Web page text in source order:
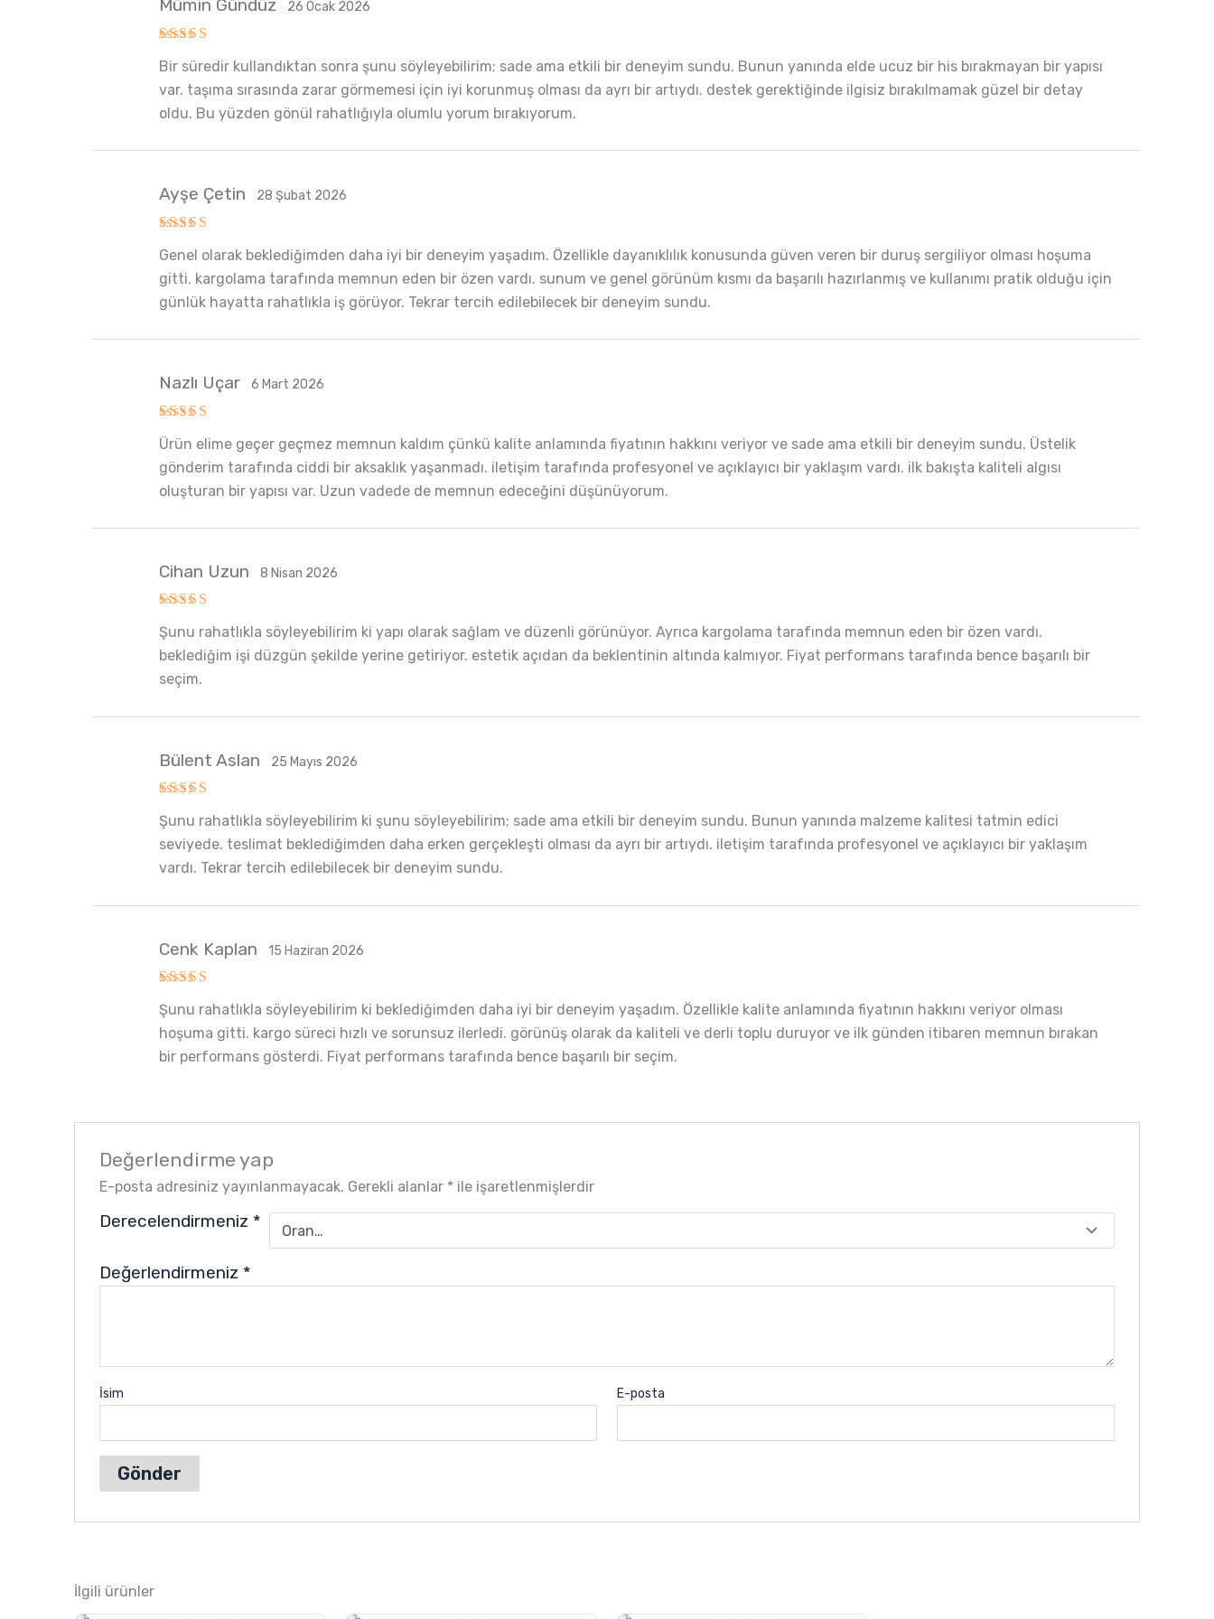
5oy aldı
Mümin Gündüz 26 Ocak 2026
Bir süredir kullandıktan sonra şunu söyleyebilirim; sade ama etkili bir deneyim sundu. Bunun yanında elde ucuz bir his bırakmayan bir yapısı
var. taşıma sırasında zarar görmemesi için iyi korunmuş olması da ayrı bir artıydı. destek gerektiğinde ilgisiz bırakılmamak güzel bir detay
oldu. Bu yüzden gönül rahatlığıyla olumlu yorum bırakıyorum.
5oy aldı
Ayşe Çetin 28 Şubat 2026
Genel olarak beklediğimden daha iyi bir deneyim yaşadım. Özellikle dayanıklılık konusunda güven veren bir duruş sergiliyor olması hoşuma
gitti. kargolama tarafında memnun eden bir özen vardı. sunum ve genel görünüm kısmı da başarılı hazırlanmış ve kullanımı pratik olduğu için
günlük hayatta rahatlıkla iş görüyor. Tekrar tercih edilebilecek bir deneyim sundu.
5oy aldı
Nazlı Uçar 6 Mart 2026
Ürün elime geçer geçmez memnun kaldım çünkü kalite anlamında fiyatının hakkını veriyor ve sade ama etkili bir deneyim sundu. Üstelik
gönderim tarafında ciddi bir aksaklık yaşanmadı. iletişim tarafında profesyonel ve açıklayıcı bir yaklaşım vardı. ilk bakışta kaliteli algısı
oluşturan bir yapısı var. Uzun vadede de memnun edeceğini düşünüyorum.
5oy aldı
Cihan Uzun 8 Nisan 2026
Şunu rahatlıkla söyleyebilirim ki yapı olarak sağlam ve düzenli görünüyor. Ayrıca kargolama tarafında memnun eden bir özen vardı.
beklediğim işi düzgün şekilde yerine getiriyor. estetik açıdan da beklentinin altında kalmıyor. Fiyat performans tarafında bence başarılı bir
seçim.
5oy aldı
Bülent Aslan 25 Mayıs 2026
Şunu rahatlıkla söyleyebilirim ki şunu söyleyebilirim; sade ama etkili bir deneyim sundu. Bunun yanında malzeme kalitesi tatmin edici
seviyede. teslimat beklediğimden daha erken gerçekleşti olması da ayrı bir artıydı. iletişim tarafında profesyonel ve açıklayıcı bir yaklaşım
vardı. Tekrar tercih edilebilecek bir deneyim sundu.
5oy aldı
Cenk Kaplan 15 Haziran 2026
Şunu rahatlıkla söyleyebilirim ki beklediğimden daha iyi bir deneyim yaşadım. Özellikle kalite anlamında fiyatının hakkını veriyor olması
hoşuma gitti. kargo süreci hızlı ve sorunsuz ilerledi. görünüş olarak da kaliteli ve derli toplu duruyor ve ilk günden itibaren memnun bırakan
bir performans gösterdi. Fiyat performans tarafında bence başarılı bir seçim.
Değerlendirme yap
E-posta adresiniz yayınlanmayacak. Gerekli alanlar * ile işaretlenmişlerdir
Derecelendirmeniz *
Değerlendirmeniz *
İsim E-posta
İlgili ürünler